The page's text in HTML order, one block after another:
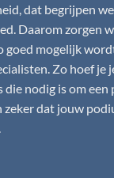
dat begrijpen
Daarom zorgen
goed mogelijk
Zo hoef je
nodig is om een
zeker dat jouw